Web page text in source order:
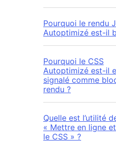
Pourquoi le rendu
Autoptimizé est-il
Pourquoi le CSS
Autoptimizé est-il
signalé comme
rendu ?
Quelle est l’utilité
« Mettre en ligne
le CSS » ?